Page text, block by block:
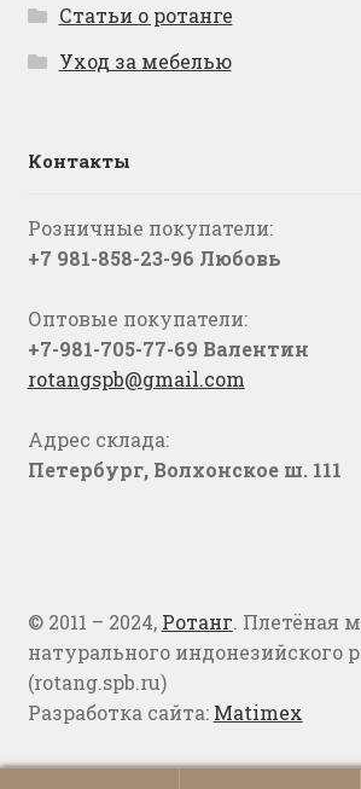
Статьи о ротанге
Уход за мебелью
Контакты
Розничные покупатели:
+7 981-858-23-96 Любовь
Оптовые покупатели:
+7-981-705-77-69 Валентин
rotangspb@gmail.com
Адрес склада:
Петербург, Волхонское ш. 111
© 2011 – 2024, Ротанг. Плетёная
натурального индонезийского
(rotang.spb.ru)
Разработка сайта: Matimex